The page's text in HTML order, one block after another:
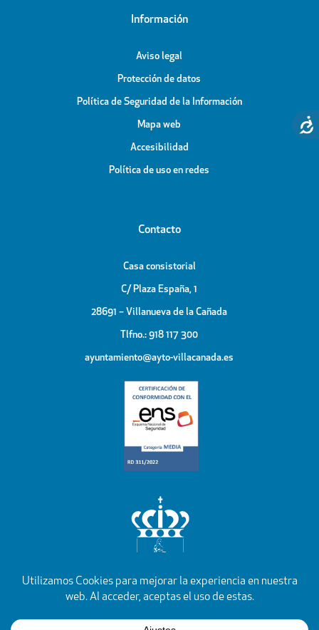
Información
Aviso legal
Protección de datos
Política de Seguridad de la Información
Mapa web
Accesibilidad
Política de uso en redes
Contacto
Casa consistorial
C/ Plaza España, 1
28691 – Villanueva de la Cañada
Tlfno.: 918 117 300
ayuntamiento@ayto-villacanada.es